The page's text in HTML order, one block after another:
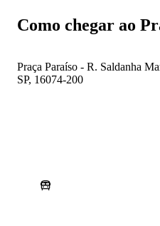
Como chegar ao
Praça Paraíso - R. Saldanha
SP, 16074-200